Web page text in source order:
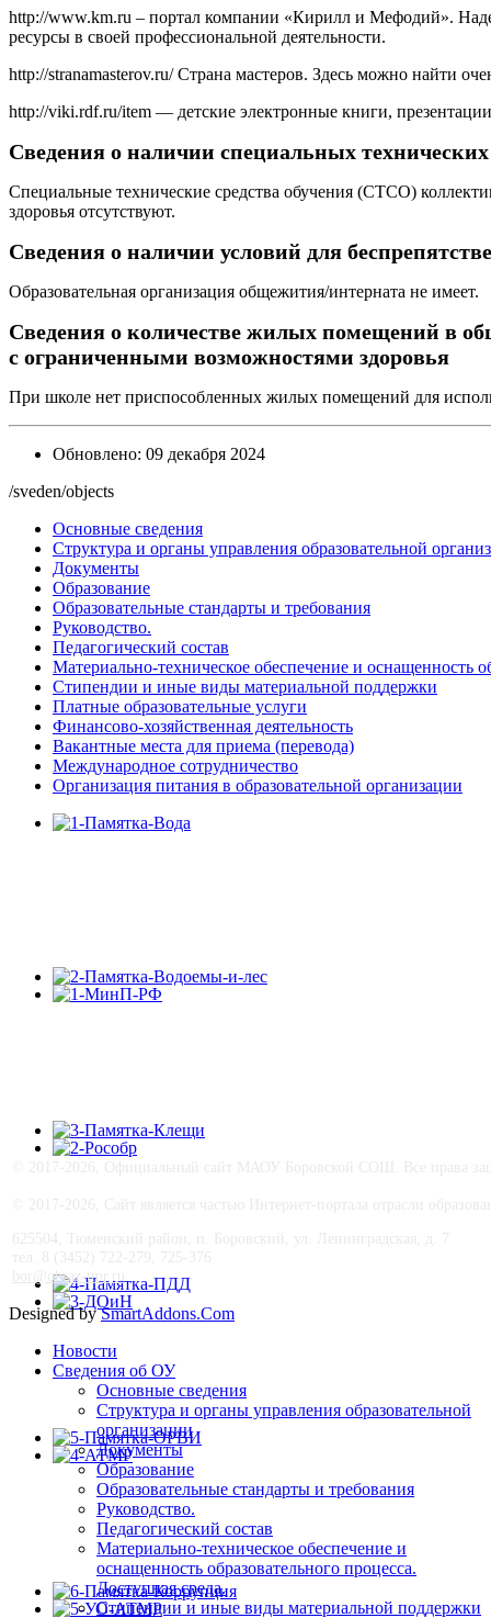
http://www.km.ru – портал компании «Кирилл и Мефодий».
ресурсы в своей профессиональной деятельности.
http://stranamasterov.ru/ Страна мастеров. Здесь можно найти
http://viki.rdf.ru/item — детские электронные книги,
Сведения о наличии специальных
Специальные технические средства обучения (СТСО)
здоровья отсутствуют.
Сведения о наличии условий для
Образовательная организация общежития/интерната не имеет.
Сведения о количестве жилых помещений в
с ограниченными возможностями здоровья
При школе нет приспособленных жилых помещений для
Обновлено: 09 декабря 2024
/sveden/objects
Основные сведения
Структура и органы управления образовательной
Документы
Образование
Образовательные стандарты и требования
Руководство.
Педагогический состав
Материально-техническое обеспечение и оснащенность
Стипендии и иные виды материальной поддержки
Платные образовательные услуги
Финансово-хозяйственная деятельность
Вакантные места для приема (перевода)
Международное сотрудничество
Организация питания в образовательной организации
bor@obraz-tmr.ru
Designed bySmartAddons.Com
Новости
Сведения об ОУ
Основные сведения
Структура и органы управления образовательной
организации
Документы
Образование
Образовательные стандарты и требования
Руководство.
Педагогический состав
Материально-техническое обеспечение и
оснащенность образовательного процесса.
Доступная среда.
Стипендии и иные виды материальной поддержки